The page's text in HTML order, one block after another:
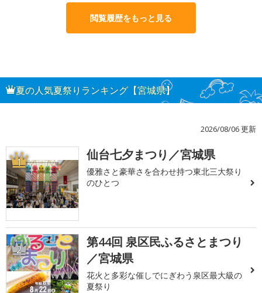
閲覧履歴をもっと見る
夏の人気夏祭りランキング【宮城県】
2026/08/06 更新
1 仙台七夕まつり／宮城県
優雅さと豪華さを合わせ持つ東北三大祭り
のひとつ
2
第44回 泉区民ふるさとまつり
／宮城県
花火と多彩な催しでにぎわう泉区最大級の
夏祭り